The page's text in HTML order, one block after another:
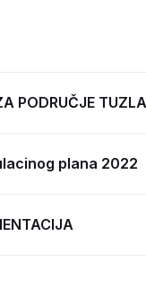
PODRUČJE
plana 2022